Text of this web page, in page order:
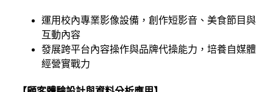
運用校內專業影像設備，創作短影音、美食節目與
互動內容
發展跨平台內容操作與品牌代操能力，培養自媒體
經營實戰力